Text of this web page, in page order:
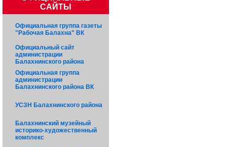
САЙТЫ
Официальная группа газеты
"Рабочая Балахна" ВК
Официальный сайт
администрации
Балахнинского района
Официальная группа
администрации
Балахнинского района ВК
УСЗН Балахнинского района
Балахнинский музейный
историко-художественный
комплекс